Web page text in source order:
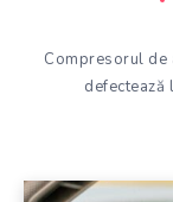
Compresorul de
defectează